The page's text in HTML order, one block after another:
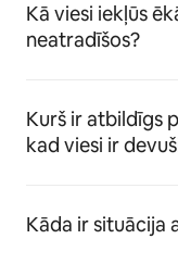
Kā viesi iekļūs
neatradīšos?
Kurš ir atbildīgs
kad viesi ir
Kāda ir situācija